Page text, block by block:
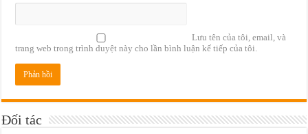
Lưu tên của tôi, email, và
trang web trong trình duyệt này cho lần bình luận kế tiếp của tôi.
Đối tác